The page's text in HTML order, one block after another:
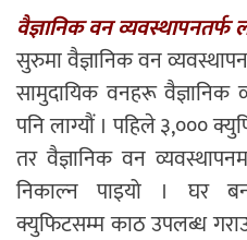
वैज्ञानिक वन व्यवस्थापनतर्फ
सुरुमा वैज्ञानिक वन
सामुदायिक वनहरू वैज्ञानिक
पनि लाग्यौं । पहिले ३,०००
तर वैज्ञानिक वन
निकाल्न पाइयो । घर
क्युफिटसम्म काठ उपलब्ध